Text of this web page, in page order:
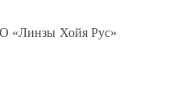
«Линзы Хойя Рус»